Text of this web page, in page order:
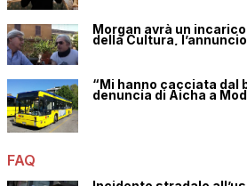
Morgan avrà un
della Cultura,
“Mi hanno cacciata dal
denuncia di Aicha a
FAQ